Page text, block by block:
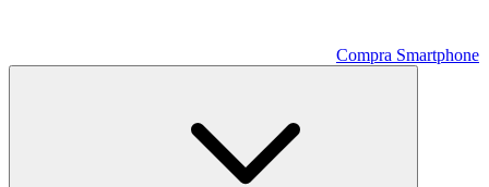
Compra Smartphone